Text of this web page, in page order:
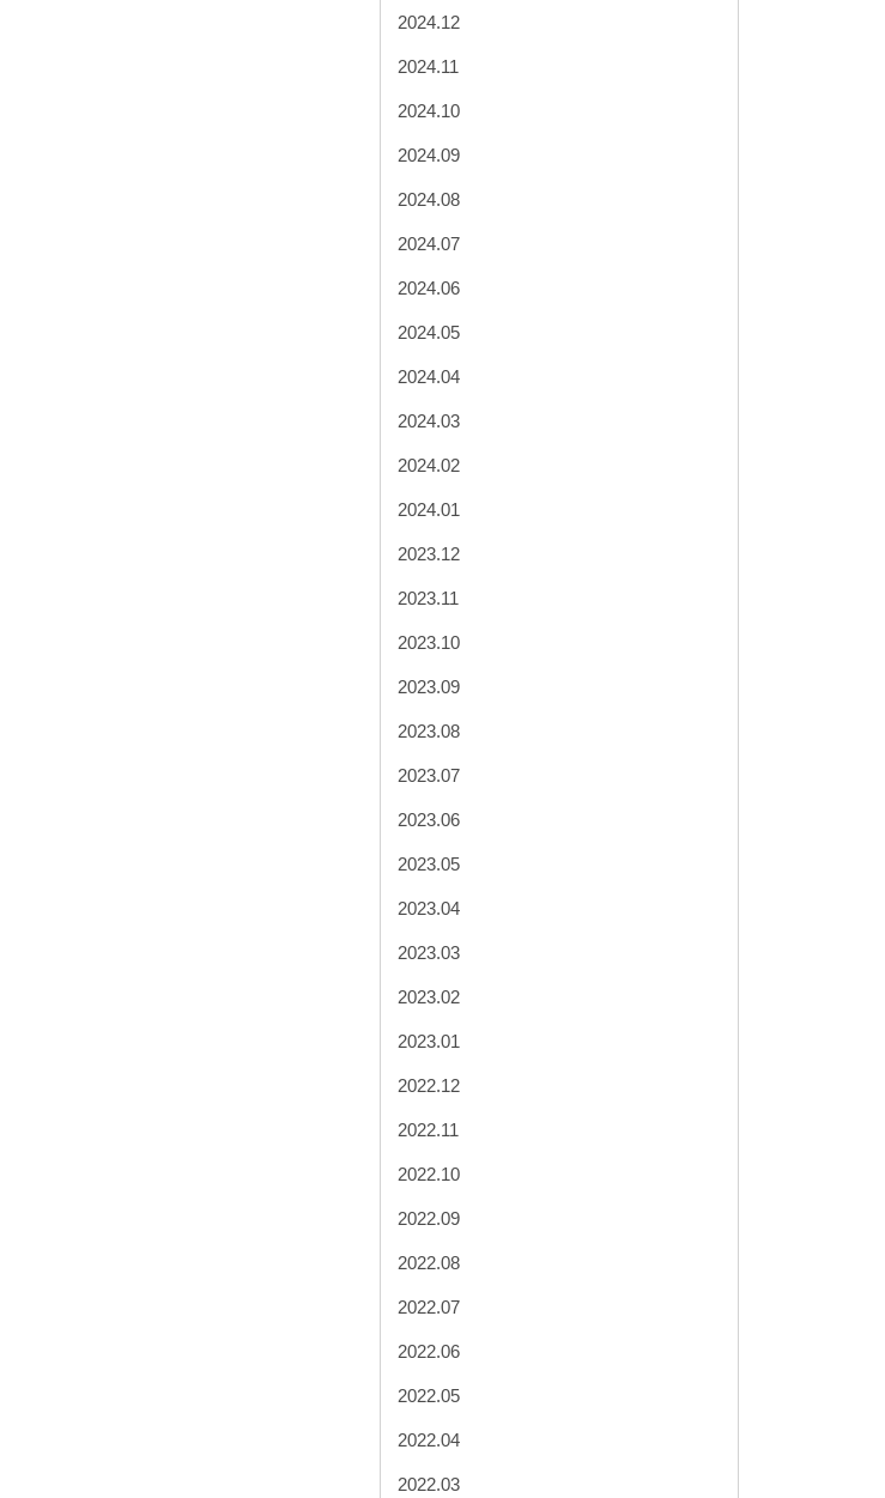
2024.12
2024.11
2024.10
2024.09
2024.08
2024.07
2024.06
2024.05
2024.04
2024.03
2024.02
2024.01
2023.12
2023.11
2023.10
2023.09
2023.08
2023.07
2023.06
2023.05
2023.04
2023.03
2023.02
2023.01
2022.12
2022.11
2022.10
2022.09
2022.08
2022.07
2022.06
2022.05
2022.04
2022.03